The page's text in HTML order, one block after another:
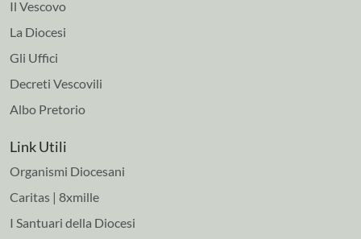
Il Vescovo
La Diocesi
Gli Uffici
Decreti Vescovili
Albo Pretorio
Link Utili
Organismi Diocesani
Caritas | 8xmille
I Santuari della Diocesi